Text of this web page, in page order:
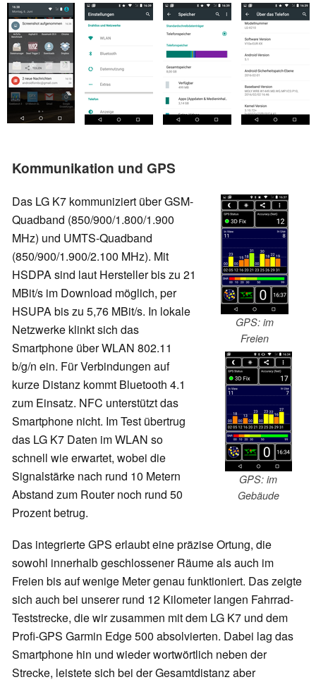
Kommunikation und GPS
GPS: im
Freien
GPS: im
Gebäude
Das LG K7 kommuniziert über GSM-
Quadband (850/900/1.800/1.900
MHz) und UMTS-Quadband
(850/900/1.900/2.100 MHz). Mit
HSDPA sind laut Hersteller bis zu 21
MBit/s im Download möglich, per
HSUPA bis zu 5,76 MBit/s. In lokale
Netzwerke klinkt sich das
Smartphone über WLAN 802.11
b/g/n ein. Für Verbindungen auf
kurze Distanz kommt Bluetooth 4.1
zum Einsatz. NFC unterstützt das
Smartphone nicht. Im Test übertrug
das LG K7 Daten im WLAN so
schnell wie erwartet, wobei die
Signalstärke nach rund 10 Metern
Abstand zum Router noch rund 50
Prozent betrug.
Das integrierte GPS erlaubt eine präzise Ortung, die
sowohl innerhalb geschlossener Räume als auch im
Freien bis auf wenige Meter genau funktioniert. Das zeigte
sich auch bei unserer rund 12 Kilometer langen Fahrrad-
Teststrecke, die wir zusammen mit dem LG K7 und dem
Profi-GPS Garmin Edge 500 absolvierten. Dabei lag das
Smartphone hin und wieder wortwörtlich neben der
Strecke, leistete sich bei der Gesamtdistanz aber